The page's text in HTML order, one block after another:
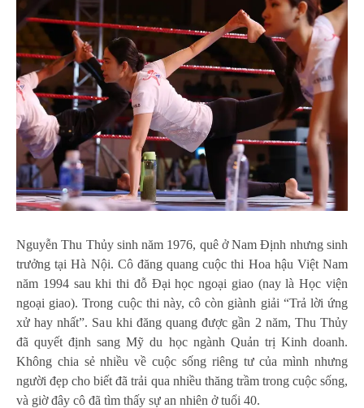
Nguyễn Thu Thủy sinh năm 1976, quê ở Nam Định nhưng sinh
trưởng tại Hà Nội. Cô đăng quang cuộc thi Hoa hậu Việt Nam
năm 1994 sau khi thi đỗ Đại học ngoại giao (nay là Học viện
ngoại giao). Trong cuộc thi này, cô còn giành giải “Trả lời ứng
xử hay nhất”. Sau khi đăng quang được gần 2 năm, Thu Thủy
đã quyết định sang Mỹ du học ngành Quản trị Kinh doanh.
Không chia sẻ nhiều về cuộc sống riêng tư của mình nhưng
người đẹp cho biết đã trải qua nhiều thăng trầm trong cuộc sống,
và giờ đây cô đã tìm thấy sự an nhiên ở tuổi 40.